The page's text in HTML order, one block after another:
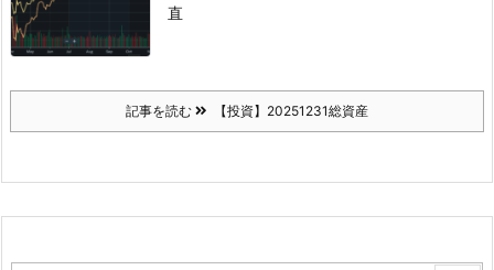
直
記事を読む 【投資】20251231総資産